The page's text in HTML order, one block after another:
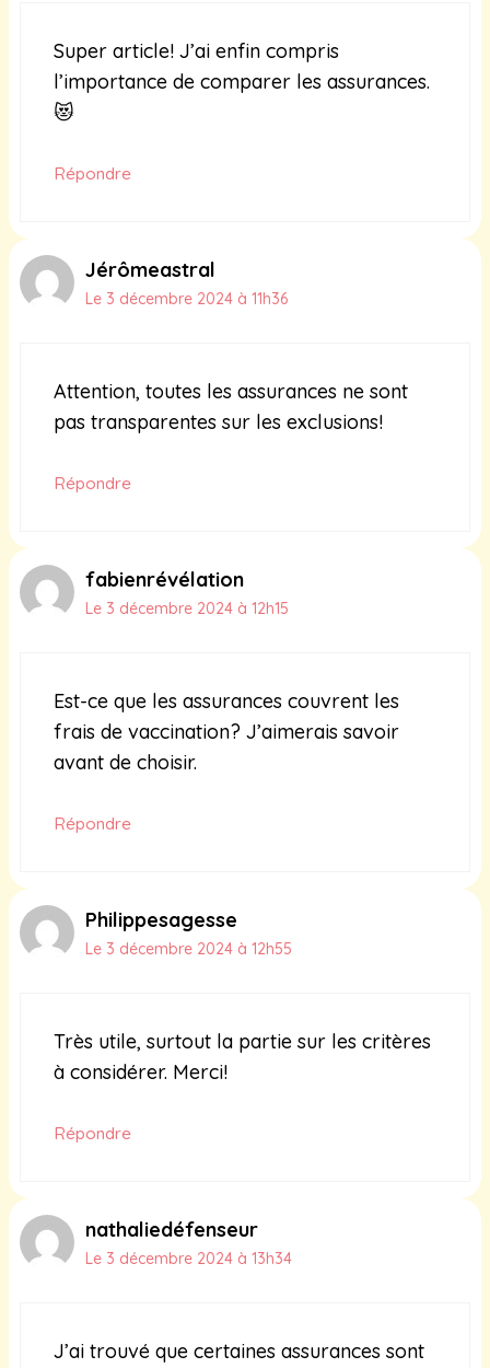
Super article! J’ai enfin compris
l’importance de comparer les assurances.
😻
Répondre
Jérômeastral
Le 3 décembre 2024 à 11h36
Attention, toutes les assurances ne sont
pas transparentes sur les exclusions!
Répondre
fabienrévélation
Le 3 décembre 2024 à 12h15
Est-ce que les assurances couvrent les
frais de vaccination? J’aimerais savoir
avant de choisir.
Répondre
Philippesagesse
Le 3 décembre 2024 à 12h55
Très utile, surtout la partie sur les critères
à considérer. Merci!
Répondre
nathaliedéfenseur
Le 3 décembre 2024 à 13h34
J’ai trouvé que certaines assurances sont